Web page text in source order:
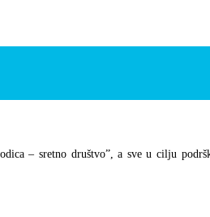
– sretno društvo”, a sve u cilju